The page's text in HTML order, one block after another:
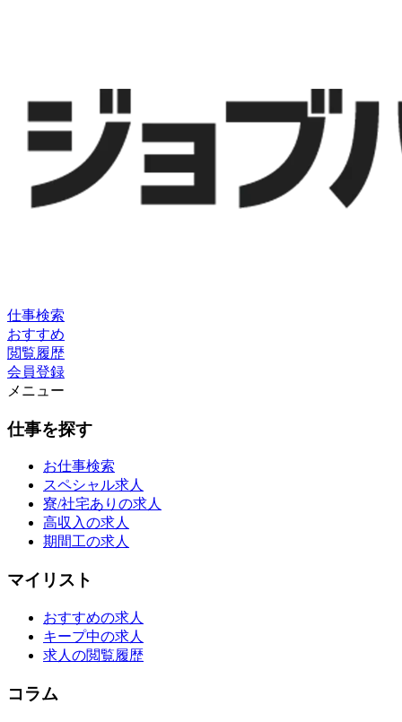
仕事検索
おすすめ
閲覧履歴
会員登録
メニュー
仕事を探す
お仕事検索
スペシャル求人
寮/社宅ありの求人
高収入の求人
期間工の求人
マイリスト
おすすめの求人
キープ中の求人
求人の閲覧履歴
コラム